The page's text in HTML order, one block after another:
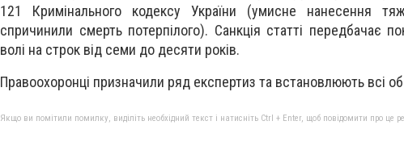
121 Кримінального кодексу України (умисне нанесення
спричинили смерть потерпілого). Санкція статті передбачає
волі на строк від семи до десяти років.
Правоохоронці призначили ряд експертиз та встановлюють всі
Якщо ви помітили помилку, виділіть необхідний текст і натисніть Ctrl + Enter, щоб повідомити про це